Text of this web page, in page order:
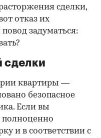
сделки,
отказ их
задуматься:
сделки
квартиры —
безопасное
Если вы
полноценно
и в соответствии с